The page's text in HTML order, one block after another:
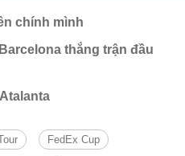
chính mình
thắng trận đầu
FedEx Cup